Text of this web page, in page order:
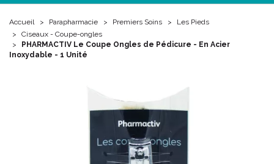
Accueil Parapharmacie Premiers Soins
Les Pieds
Ciseaux - Coupe-ongles
PHARMACTIV Le Coupe Ongles de Pédicure - En Acier
Inoxydable - 1 Unité